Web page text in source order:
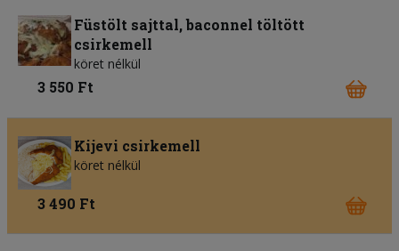
Füstölt sajttal, baconnel töltött
csirkemell
köret nélkül
3 550 Ft
Kijevi csirkemell
köret nélkül
3 490 Ft